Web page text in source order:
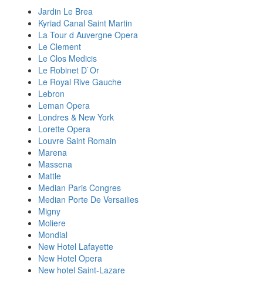
Jardin Le Brea
Kyriad Canal Saint Martin
La Tour d Auvergne Opera
Le Clement
Le Clos Medicis
Le Robinet D`Or
Le Royal Rive Gauche
Lebron
Leman Opera
Londres & New York
Lorette Opera
Louvre Saint Romain
Marena
Massena
Mattle
Median Paris Congres
Median Porte De Versailies
Migny
Moliere
Mondial
New Hotel Lafayette
New Hotel Opera
New hotel Saint-Lazare